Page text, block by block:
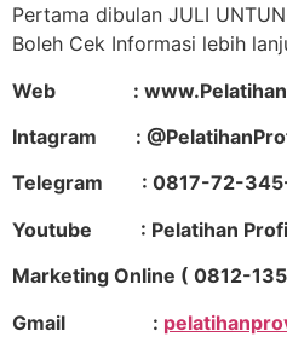
Pertama dibulan JULI
Boleh Cek Informasi lebih
Web :
Intagram :
Telegram : 0817-72-
Youtube : Pelatihan
Marketing Online ( 0812-
Gmail :